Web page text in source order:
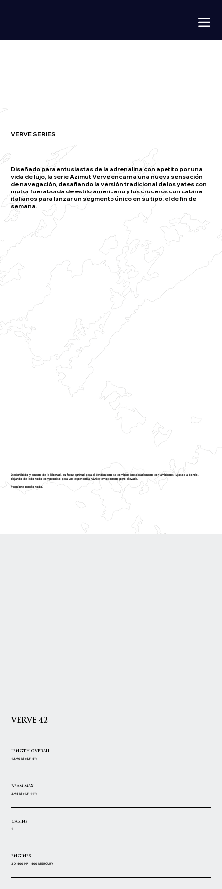
VERVE SERIES
Diseñado para entusiastas de la adrenalina con apetito por una
vida de lujo, la serie Azimut Verve encarna una nueva sensación
de navegación, desafiando la versión tradicional de los yates con
motor fueraborda de estilo americano y los cruceros con cabina
italianos para lanzar un segmento único en su tipo: el de fin de
semana.
Desinhibido y amante de la libertad, su feroz aptitud para el rendimiento se combina inesperadamente con ambientes lujosos a bordo,
dejando de lado todo compromiso para una experiencia náutica emocionante pero elevada.
Permítete tenerlo todo.
VERVE 42
LENGTH OVERALL
12,90 M (42' 4")
BEAM MAX
3,94 M (12' 11")
CABINS
1
ENGINES
3 X 400 HP - 400 MERCURY